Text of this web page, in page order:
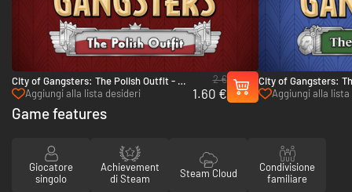
City of Gangsters: The Polish Outfit - PC
(Steam)
Aggiungi alla lista desideri
2 €
1.60 €
City of Gangsters:
(Steam)
Aggiungi alla lista
Game features
Giocatore
singolo
Achievement
di Steam
Steam Cloud
Condivisione
familiare